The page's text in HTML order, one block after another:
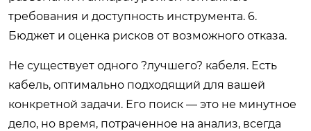
требования и доступность инструмента. 6.
Бюджет и оценка рисков от возможного отказа.
Не существует одного ?лучшего? кабеля. Есть
кабель, оптимально подходящий для вашей
конкретной задачи. Его поиск — это не минутное
дело, но время, потраченное на анализ, всегда